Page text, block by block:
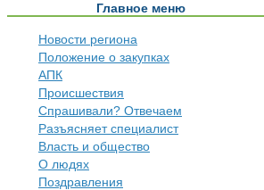
Главное меню
Новости региона
Положение о закупках
АПК
Происшествия
Спрашивали? Отвечаем
Разъясняет специалист
Власть и общество
О людях
Поздравления